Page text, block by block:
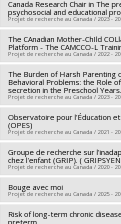
Asim,Elizabeth Boyle,Marilyn
Sources de financement :IRSC/
santé du Canada
Programmes de subvention :
Projet
Chercheur principal : Marie-
Ouellet-Morin
Co-chercheurs : Jean Séguin,
, Simon Larose,Marie-Hélène
,Massimiliano Orri ,Amélie
Colman,Patricia Silveira,Brett
Sources de financement :IRSC/
santé du Canada
Programmes de subvention :
Projet
Canada Research Chair in The
psychosocial and educational
Projet de recherche au Canada / 2023 -
Chercheur principal : Sylvana
Sources de financement : SPIIE/
programmes interorganismes à
établissements
Programmes de subvention :
recherche du Canada
The CAnadian Mother-ChIld
Platform - The CAMCCO-L
Projet de recherche au Canada / 2022 -
Chercheur principal : Anick Bérard
Co-chercheurs : Denis deBlois,
Nathalie Auger, Sylvana Côté,
Boucoiran
Caroline Quach-
Louise Pilote
,
Eltonsy ,Bruno Giros,Isabelle
Sources de financement : IRSC/
santé du Canada
Programmes de subvention :
formation
The Burden of Harsh Parenting
Behavioral Problems: the Role
secretion in the Preschool Years.
Projet de recherche au Canada / 2023 -
Sources de financement :IRSC/
santé du Canada
Programmes de subvention :
Projet
Observatoire pour l'Éducation
(OPES)
Projet de recherche au Canada / 2021 -
Chercheur principal : Sylvana
Co-chercheurs : Lise Gauvin,
Nicholas Chadi,Diana Miconi,
Larose ,France Capuano ,Louise
,Marie-Claude Geoffroy,
Fontaine
Groupe de recherche sur
chez l'enfant (GRIP). (
Projet de recherche au Canada / 2020 -
Chercheur principal :
Co-chercheurs : Jacques-Yves
Tremblay,René Carbonneau,
Bouge avec moi
Projet de recherche au Canada / 2025 -
Chercheur principal : Marie-Eve
Risk of long-term chronic
preterm